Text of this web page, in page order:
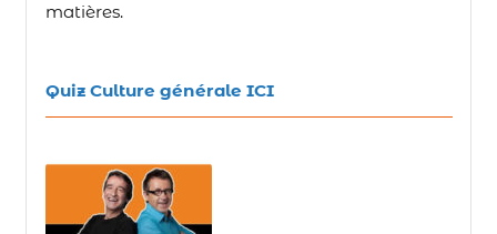
matières.
Quiz Culture générale ICI